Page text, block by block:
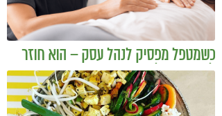
כשמטפל מפסיק לנהל עסק – הוא חוזר
להיות מטפל